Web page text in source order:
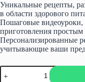
Уникальные рецепты,
в области здорового
Пошаговые видеоуроки,
приготовления
Персонализированные
учитывающие ваши
Количество
товара